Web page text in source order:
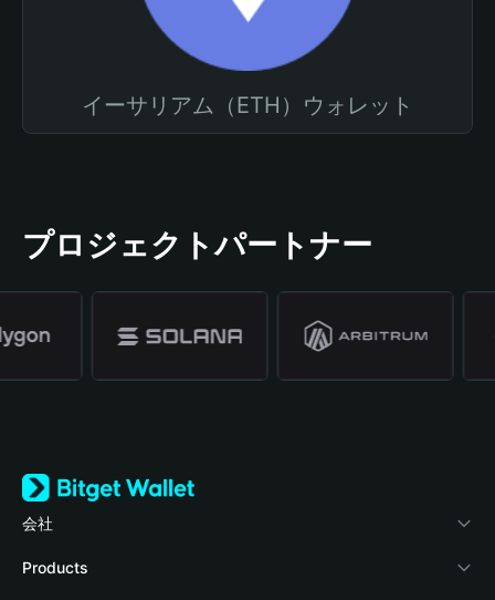
イーサリアム（ETH）ウォレット
プロジェクトパートナー
会社
Bitget Walletについて
Products